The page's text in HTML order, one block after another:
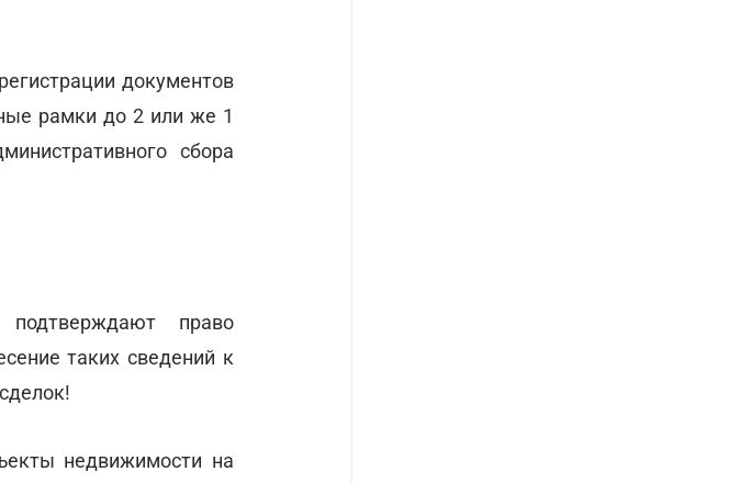
документов
рамки до 2 или же 1
сбора
право
таких сведений к
недвижимости на